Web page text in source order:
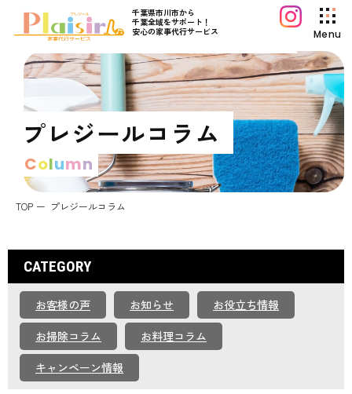
千葉県市川市から
千葉全域をサポート！
安心の家事代行サービス
Menu
プレジールについて
サービス案内
料金プラン
初めてご利用の方へ
お知らせ
運営会社情報
採用情報
お問い合わせ
個人情報保護方針
プレジールコラム
Column
TOP プレジールコラム
CATEGORY
お客様の声 お知らせ
お役立ち情報
お掃除コラム
お料理コラム
キャンペーン情報